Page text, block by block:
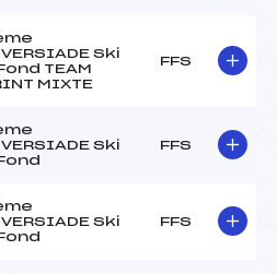
Ski
TEAM
MIXTE
FFS
Ski
FFS
Ski
FFS